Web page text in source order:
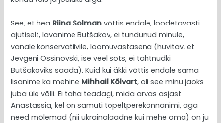
See, et hea Riina Solman võttis endale, loodetavasti
ajutiselt, lavanime Butšakov, ei tundunud minule,
vanale konservatiivile, loomuvastasena (huvitav, et
Jevgeni Ossinovski, ise veel sots, ei tahtnudki
Butšakoviks saada). Kuid kui äkki võttis endale sama
lisanime ka mehine Mihhail Kõlvart, oli see minu jaoks
juba üle võlli. Ei taha teadagi, mida arvas asjast
Anastassia, kel on samuti topeltperekonnanimi, aga
need mõlemad (nii ukrainalaadne kui mehe oma) on ju